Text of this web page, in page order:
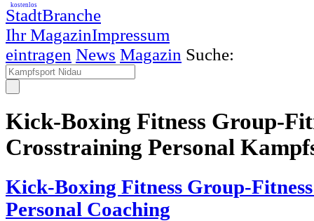
StadtBranche
Ihr MagazinImpressum
kostenlos
eintragen News Magazin Suche:
Kick-Boxing Fitness Group-
Crosstraining Personal
Kick-Boxing Fitness Group-
Personal Coaching